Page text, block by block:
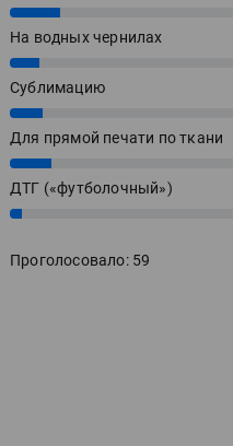
12%
На водных чернилах
7%
Сублимацию
8%
Для прямой печати по ткани
10%
ДТГ («футболочный»)
3%
Проголосовало: 59